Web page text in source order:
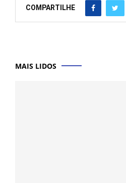
COMPARTILHE
MAIS LIDOS